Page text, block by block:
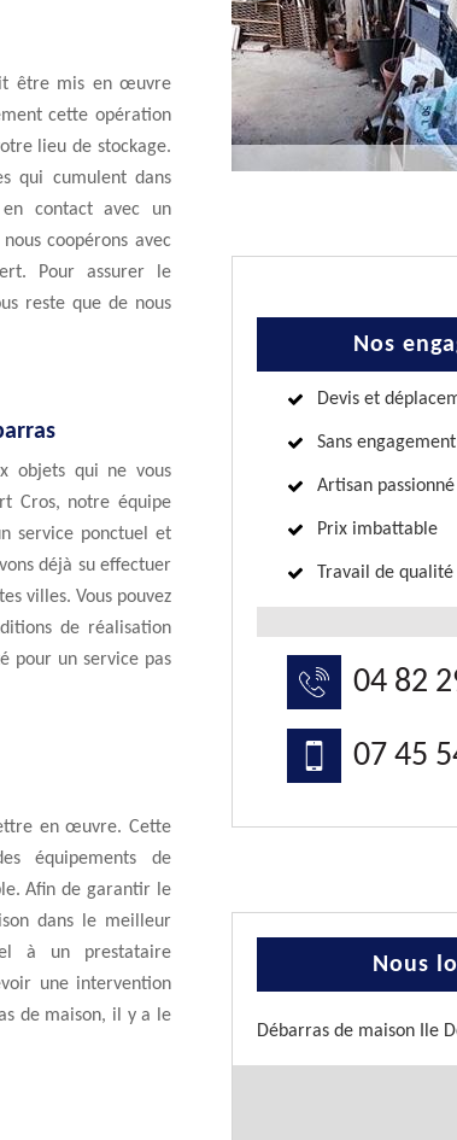
être mis en œuvre
cette opération
lieu de stockage.
qui cumulent dans
contact avec un
coopérons avec
Pour assurer le
reste que de nous
objets qui ne vous
Cros, notre équipe
service ponctuel et
déjà su effectuer
villes. Vous pouvez
de réalisation
pour un service pas
en œuvre. Cette
équipements de
Afin de garantir le
dans le meilleur
à un prestataire
une intervention
de maison, il y a le
Nos
Devis et
Sans engagement
Artisan passionné
Prix imbattable
Travail de qualité
04 82
07 45
Nous
Débarras de maison Ile